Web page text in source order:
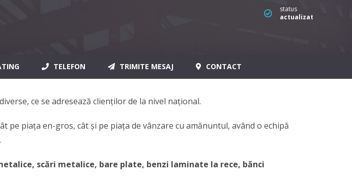
status
actualizat
TELEFON TRIMITE MESAJ CONTACT
diverse, ce se adresează clienților de la nivel național.
pe piața en-gros, cât și pe piața de vânzare cu amănuntul, având o echipă
scări metalice, bare plate, benzi laminate la rece, bănci